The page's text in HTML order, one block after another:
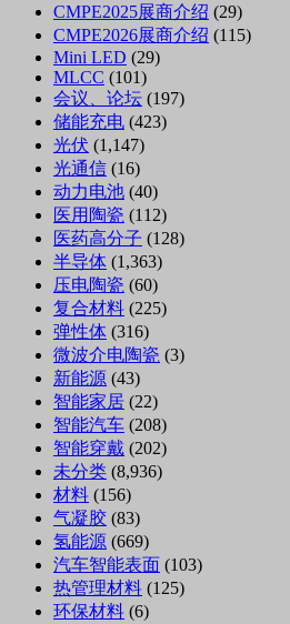
CMPE2025展商介绍 (29)
CMPE2026展商介绍 (115)
Mini LED (29)
MLCC (101)
会议、论坛 (197)
储能充电 (423)
光伏 (1,147)
光通信 (16)
动力电池 (40)
医用陶瓷 (112)
医药高分子 (128)
半导体 (1,363)
压电陶瓷 (60)
复合材料 (225)
弹性体 (316)
微波介电陶瓷 (3)
新能源 (43)
智能家居 (22)
智能汽车 (208)
智能穿戴 (202)
未分类 (8,936)
材料 (156)
气凝胶 (83)
氢能源 (669)
汽车智能表面 (103)
热管理材料 (125)
环保材料 (6)